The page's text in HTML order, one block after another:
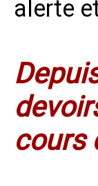
alerte
cours